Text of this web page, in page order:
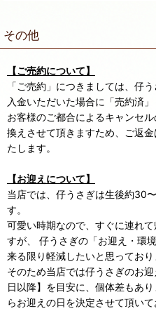
その他
【ご売約について】
「ご売約」につきましては、仔
入金いただいた場合に「売約済」
お客様のご都合によるキャンセ
換えさせて頂きますため、ご返
たします。
【お迎えについて】
当店では、仔うさぎは生後約30
す。
可愛い時期なので、すぐに連れ
すが、 仔うさぎの「お迎え・環
来る限り軽減したいと思っており
そのため当店では仔うさぎのお
日以降】を目安に、個体差もあ
らお迎えの日を決定させて頂いて